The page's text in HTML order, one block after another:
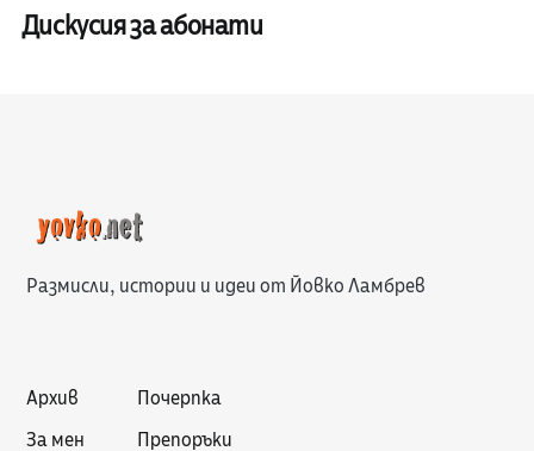
Дискусия за абонати
Размисли, истории и идеи от Йовко Ламбрев
Архив
За мен
Почерпка
Препоръки